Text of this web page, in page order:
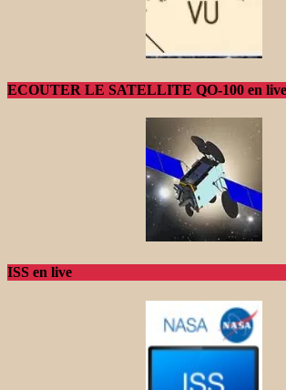
ECOUTER LE SATELLITE QO-100 en live
ISS en live